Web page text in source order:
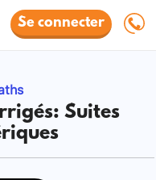
Se connecter
Suites